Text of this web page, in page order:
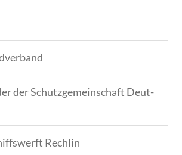
der Schutzgemeinschaft Deut­
Rechlin